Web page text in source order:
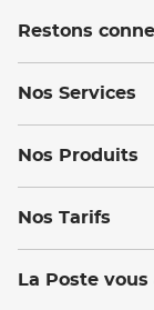
Restons
Nos Services
Nos Produits
Nos Tarifs
La Poste